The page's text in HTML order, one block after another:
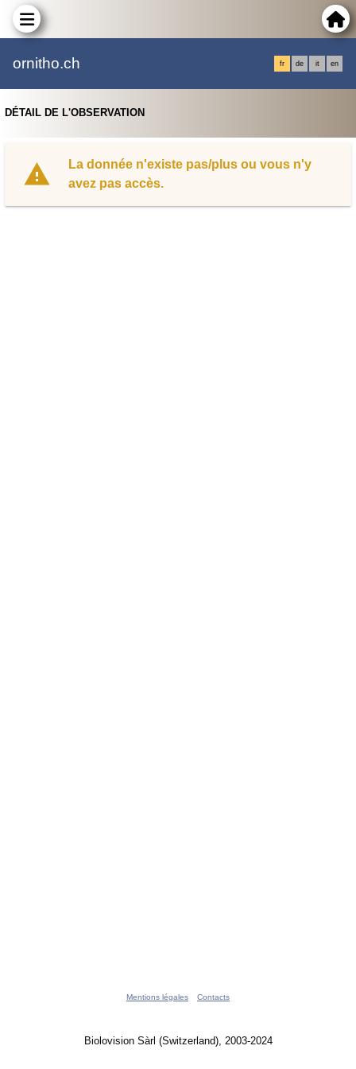
ornitho.ch fr de it en
DÉTAIL DE L'OBSERVATION
La donnée n'existe pas/plus ou vous n'y
avez pas accès.
Mentions légales Contacts
Biolovision Sàrl (Switzerland), 2003-2024